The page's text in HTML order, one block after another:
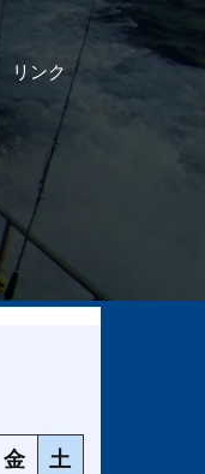
リンク
金 土